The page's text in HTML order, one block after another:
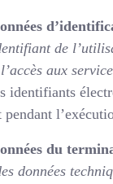
de
aux
identifiants
pendant
du
données